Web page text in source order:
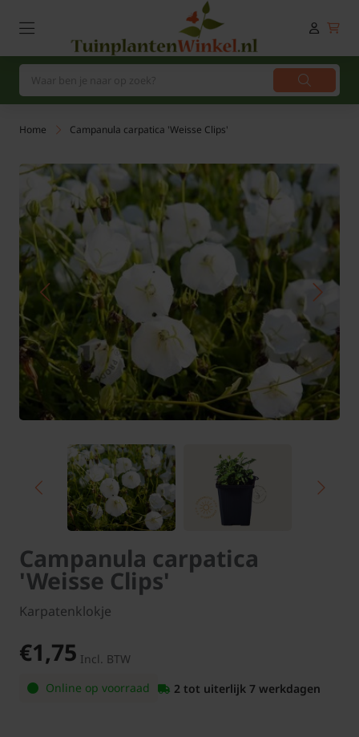
Home Campanula carpatica 'Weisse Clips'
Campanula carpatica
'Weisse Clips'
Karpatenklokje
€1,75 Incl. BTW
Online op voorraad
2 tot uiterlijk 7 werkdagen